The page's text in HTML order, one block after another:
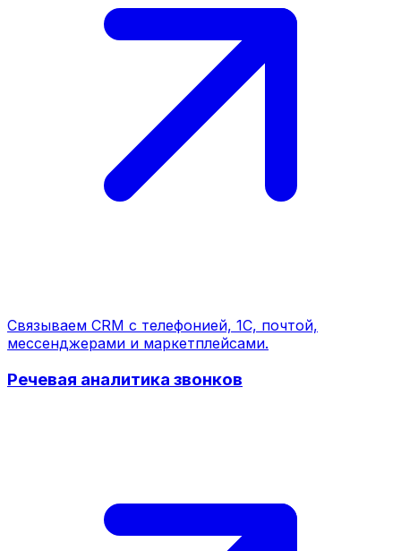
Связываем CRM с телефонией, 1С, почтой,
мессенджерами и маркетплейсами.
Речевая аналитика звонков